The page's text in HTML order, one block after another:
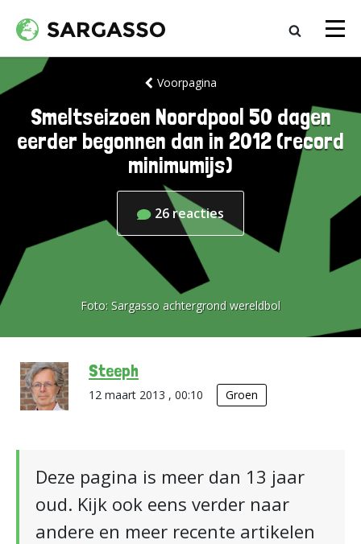
Voorpagina
Smeltseizoen Noordpool 50 dagen
eerder begonnen dan in 2012 (record
minimumijs)
26 reacties
Foto: Sargasso achtergrond wereldbol
Steeph
12 maart 2013 , 00:10 Groen
Deze pagina is meer dan 13 jaar
oud. Kijk ook eens verder naar
andere en meer recente artikelen